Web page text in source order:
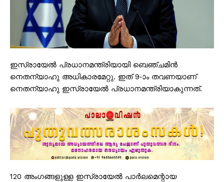
ഇസ്രായേൽ പ്രധാനമന്ത്രിയായി ബെഞ്ചമിൻ
നെതന്യാഹു അധികാരമേറ്റു. ഇത് 9-ാം തവണയാണ്
നെതന്യാഹു ഇസ്രായേൽ പ്രധാനമന്ത്രിയാകുന്നത്.
120 അംഗങ്ങളുള്ള ഇസ്രായേൽ പാർലമെന്റായ